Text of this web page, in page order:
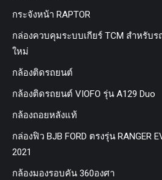
กระจังหน้า RAPTOR
กล่องควบคุมระบบเกียร์ TCM สำหรับร
ใหม่
กล้องติดรถยนต์
กล้องติดรถยนต์ VIOFO รุ่น A129 Duo
กล้องถอยหลังแท้
กล่องฟิว BJB FORD ตรงรุ่น RANGER
2021
กล้องมองรอบคัน 360องศา